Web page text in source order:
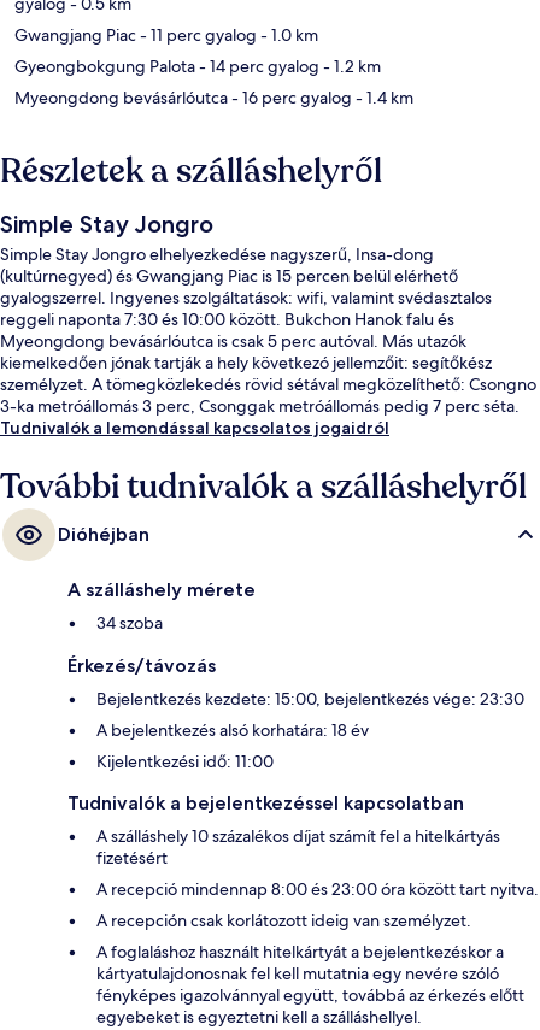
Gwangjang Piac- 11 perc gyalog - 1.0 km
Gyeongbokgung Palota- 14 perc gyalog - 1.2 km
Myeongdong bevásárlóutca- 16 perc gyalog - 1.4 km
Részletek a szálláshelyről
Simple Stay Jongro
Simple Stay Jongro elhelyezkedése nagyszerű, Insa-dong
(kultúrnegyed) és Gwangjang Piac is 15 percen belül elérhető
gyalogszerrel. Ingyenes szolgáltatások: wifi, valamint svédasztalos
reggeli naponta 7:30 és 10:00 között. Bukchon Hanok falu és
Myeongdong bevásárlóutca is csak 5 perc autóval. Más utazók
kiemelkedően jónak tartják a hely következó jellemzőit: segítőkész
személyzet. A tömegközlekedés rövid sétával megközelíthető: Csongno
3-ka metróállomás 3 perc, Csonggak metróállomás pedig 7 perc séta.
Tudnivalók a lemondással kapcsolatos jogaidról
További tudnivalók a szálláshelyről
Dióhéjban
A szálláshely mérete
34 szoba
Érkezés/távozás
Bejelentkezés kezdete: 15:00, bejelentkezés vége: 23:30
A bejelentkezés alsó korhatára: 18 év
Kijelentkezési idő: 11:00
Tudnivalók a bejelentkezéssel kapcsolatban
A szálláshely 10 százalékos díjat számít fel a hitelkártyás
fizetésért
A recepció mindennap 8:00 és 23:00 óra között tart nyitva.
A recepción csak korlátozott ideig van személyzet.
A foglaláshoz használt hitelkártyát a bejelentkezéskor a
kártyatulajdonosnak fel kell mutatnia egy nevére szóló
fényképes igazolvánnyal együtt, továbbá az érkezés előtt
egyebeket is egyeztetni kell a szálláshellyel.